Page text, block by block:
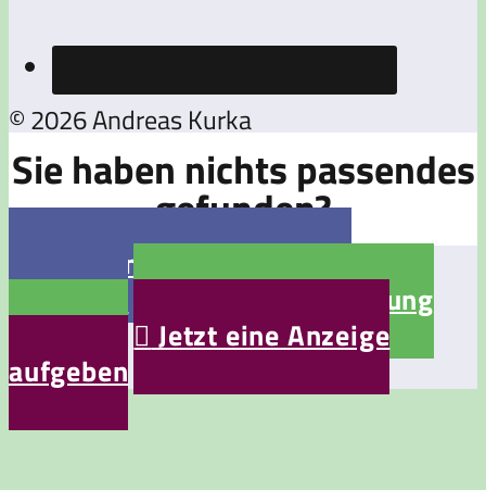
© 2026 Andreas Kurka
Sie haben nichts passendes
gefunden?
Jetzt eine Stellenanzeige
Jetzt eine Bewerbung
aufgeben Jetzt eine Anzeige
aufgeben